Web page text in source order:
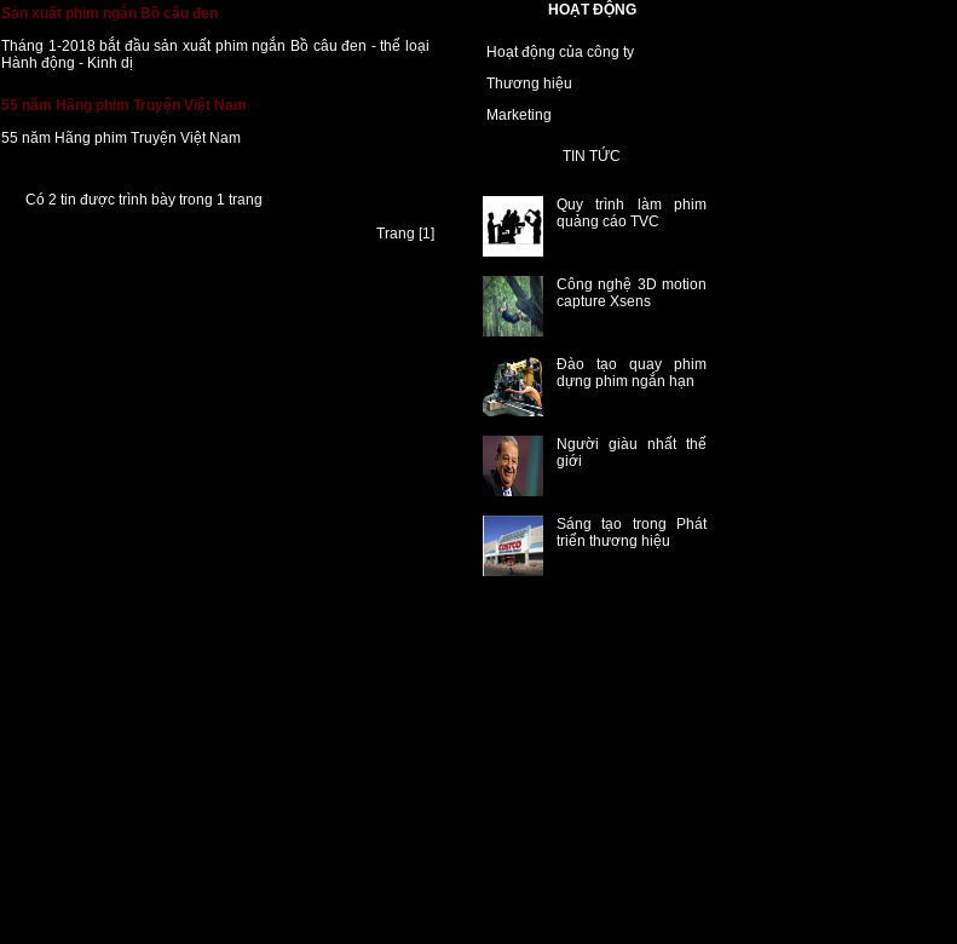
Sản xuất phim ngắn Bồ câu đen
Tháng 1-2018 bắt đầu sản xuất phim ngắn Bồ câu đen - thể loại
Hành động - Kinh dị
55 năm Hãng phim Truyện Việt Nam
55 năm Hãng phim Truyện Việt Nam
Có 2 tin được trình bày trong 1 trang
Trang [1]
HOẠT ĐỘNG
Hoạt động của công ty
Thương hiệu
Marketing
TIN TỨC
Quy trình làm phim
quảng cáo TVC
Công nghệ 3D motion
capture Xsens
Đào tạo quay phim
dựng phim ngắn hạn
Người giàu nhất thế
giới
Sáng tạo trong Phát
triển thương hiệu